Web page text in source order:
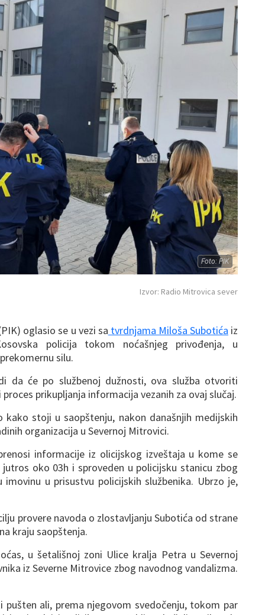
Foto: PIK
Izvor: Radio Mitrovica sever
oglasio se u vezi sa tvrdnjama Miloša Subotića iz
policija tokom noćašnjeg privođenja, u
silu.
da će po službenoj dužnosti, ova služba otvoriti
prikupljanja informacija vezanih za ovaj slučaj.
stoji u saopštenju, nakon današnjih medijskih
organizacija u Severnoj Mitrovici.
informacije iz olicijskog izveštaja u kome se
oko 03h i sproveden u policijsku stanicu zbog
u prisustvu policijskih službenika. Ubrzo je,
provere navoda o zlostavljanju Subotića od strane
kraju saopštenja.
u šetališnoj zoni Ulice kralja Petra u Severnoj
iz Severne Mitrovice zbog navodnog vandalizma.
ali, prema njegovom svedočenju, tokom par